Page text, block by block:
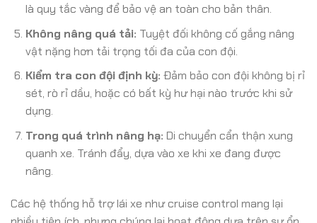
là quy tắc vàng để bảo vệ an toàn cho bản thân.
Không nâng quá tải: Tuyệt đối không cố gắng nâng
vật nặng hơn tải trọng tối đa của con đội.
Kiểm tra con đội định kỳ: Đảm bảo con đội không bị rỉ
sét, rò rỉ dầu, hoặc có bất kỳ hư hại nào trước khi sử
dụng.
Trong quá trình nâng hạ: Di chuyển cẩn thận xung
quanh xe. Tránh đẩy, dựa vào xe khi xe đang được
nâng.
Các hệ thống hỗ trợ lái xe như cruise control mang lại